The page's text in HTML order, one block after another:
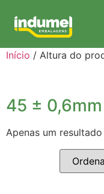
Início / Altura do
45 ± 0,6mm
Apenas um resultado